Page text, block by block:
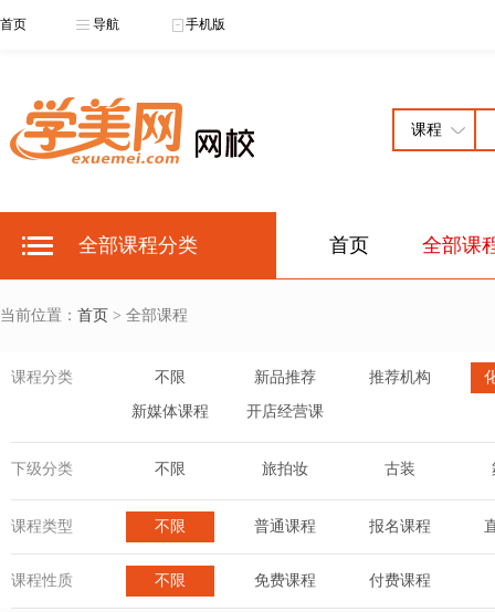
首页 导航 手机版
全部课程分类 首页 全部课
当前位置： 首页 > 全部课程
课程分类 不限 新品推荐 推荐机构
新媒体课程 开店经营课
下级分类 不限 旅拍妆 古装
课程类型 不限 普通课程 报名课程
课程性质 不限 免费课程 付费课程